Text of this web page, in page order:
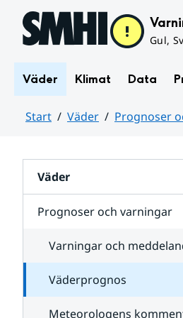
Hoppa till sidans innehåll
Gul,
Väder Klimat Data
Start Väder Prognoser
Väder
Prognoser och varningar
Varningar och
Väderprognos
Meteorologens